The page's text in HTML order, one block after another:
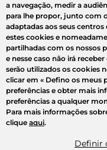
a navegação, medir a
para lhe propor, junto com
adaptadas aos seus
estes cookies e
partilhadas com os nossos
e nesse caso não irá
serão utilizados os cookies
clicar em « Defino os meus
preferências e obter mais
preferências a qualquer
Para mais informações
clique aqui.
Definir